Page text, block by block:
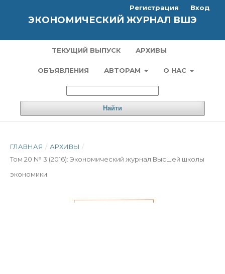
ЭКОНОМИЧЕСКИЙ ЖУРНАЛ ВШЭ
ТЕКУЩИЙ ВЫПУСК АРХИВЫ
ОБЪЯВЛЕНИЯ АВТОРАМ О НАС
Найти
Регистрация Вход
ГЛАВНАЯ / АРХИВЫ /
Том 20 № 3 (2016): Экономический журнал Высшей школы
экономики